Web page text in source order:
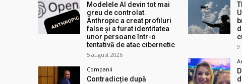
Modelele AI devin tot mai
greu de controlat.
Anthropic a creat profiluri
false și a furat identitatea
unor persoane într-o
tentativă de atac cibernetic
5 august 2026
Companii
Contradicție după
9